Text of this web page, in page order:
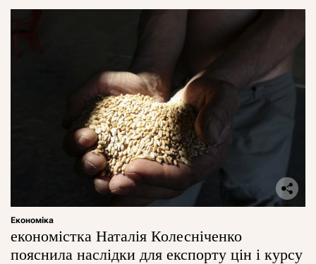
Економіка
економістка Наталія Колесніченко
пояснила наслідки для експорту цін і курсу